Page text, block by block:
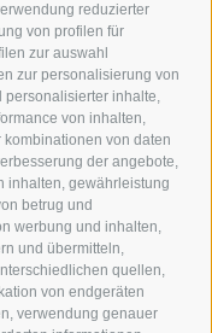
reduzierter
von profilen für
zur auswahl
zur personalisierung von
personalisierter inhalte,
von inhalten,
von daten
der angebote,
inhalten, gewährleistung
betrug und
werbung und inhalten,
und übermitteln,
quellen,
von endgeräten
verwendung genauer